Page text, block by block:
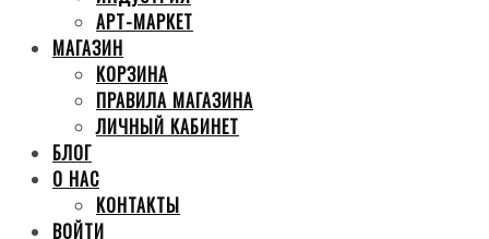
АРТ-МАРКЕТ
МАГАЗИН
КОРЗИНА
ПРАВИЛА МАГАЗИНА
ЛИЧНЫЙ КАБИНЕТ
БЛОГ
О НАС
КОНТАКТЫ
ВОЙТИ